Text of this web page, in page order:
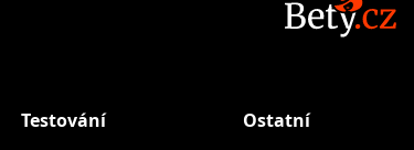
Testování Ostatní